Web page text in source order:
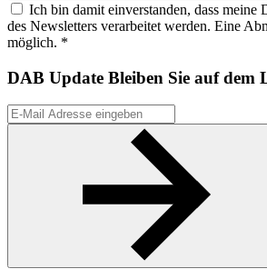
Ich bin damit einverstanden, dass meine
des Newsletters verarbeitet werden. Eine
möglich. *
DAB Update Bleiben Sie auf dem